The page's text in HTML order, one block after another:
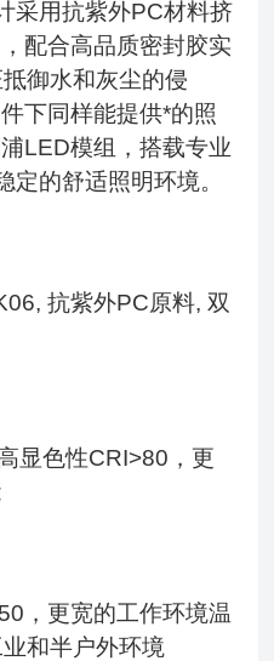
采用抗紫外PC材料挤
配合高品质密封胶实
御水和灰尘的侵
下同样能提供*的照
LED模组，搭载专业
定的舒适照明环境。
抗紫外PC原料, 双
显色性CRI>80，更
，更宽的工作环境温
工业和半户外环境